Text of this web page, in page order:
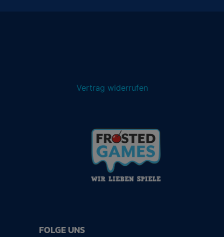
Vertrag widerrufen
FOLGE UNS